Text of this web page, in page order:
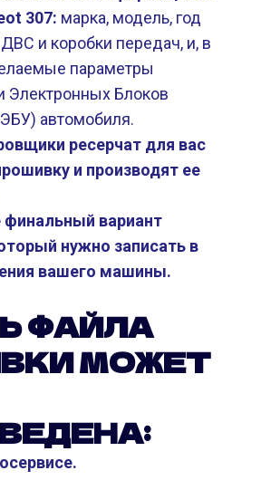
307: марка, модель, год
и коробки передач, и, в
параметры
Электронных Блоков
автомобиля.
ресерчат для вас
и производят ее
финальный вариант
нужно записать в
вашего машины.
ФАЙЛА
МОЖЕТ